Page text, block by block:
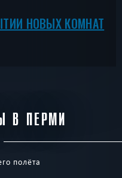
НОВЫХ КОМНАТ
В ПЕРМИ
полёта